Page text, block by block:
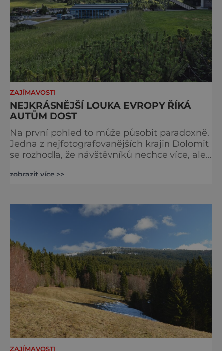
ZAJÍMAVOSTI
NEJKRÁSNĚJŠÍ LOUKA EVROPY ŘÍKÁ
AUTŮM DOST
Na první pohled to může působit paradoxně.
Jedna z nejfotografovanějších krajin Dolomit
se rozhodla, že návštěvníků nechce více, ale
louka v Evropě, zavádí od léta 2026 nová
přijíždějí. Nejde o boj proti turistům. Jde o
ochranu krajiny, která už nechce být obětí
vlastního úspě
zobrazit více >>
ZAJÍMAVOSTI